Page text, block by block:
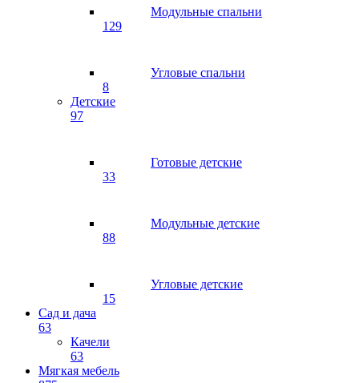
Модульные спальни
129
Угловые спальни
8
Детские
97
Готовые детские
33
Модульные детские
88
Угловые детские
15
Сад и дача
63
Качели
63
Мягкая мебель